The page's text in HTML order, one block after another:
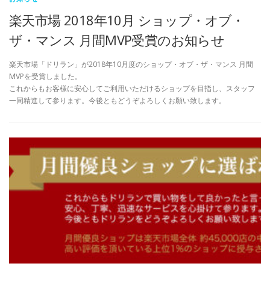
楽天市場 2018年10月 ショップ・オブ・
ザ・マンス 月間MVP受賞のお知らせ
楽天市場「ドリラン」が2018年10月度のショップ・オブ・ザ・マンス 月間
MVPを受賞しました。
これからもお客様に安心してご利用いただけるショップを目指し、スタッフ
一同精進して参ります。今後ともどうぞよろしくお願い致します。